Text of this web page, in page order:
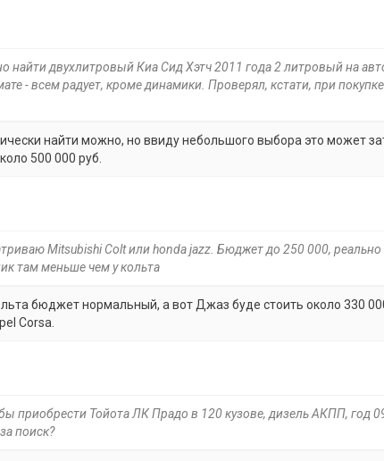
найти двухлитровый Киа Сид Хэтч 2011 года 2 литровый на
- всем радует, кроме динамики. Проверял, кстати, при
найти можно, но ввиду небольшого выбора это может
500 000 руб.
Mitsubishi Colt или honda jazz. Бюджет до 250 000, реально
там меньше чем у кольта
бюджет нормальный, а вот Джаз буде стоить около 330
Corsa.
приобрести Тойота ЛК Прадо в 120 кузове, дизель АКПП, год
поиск?